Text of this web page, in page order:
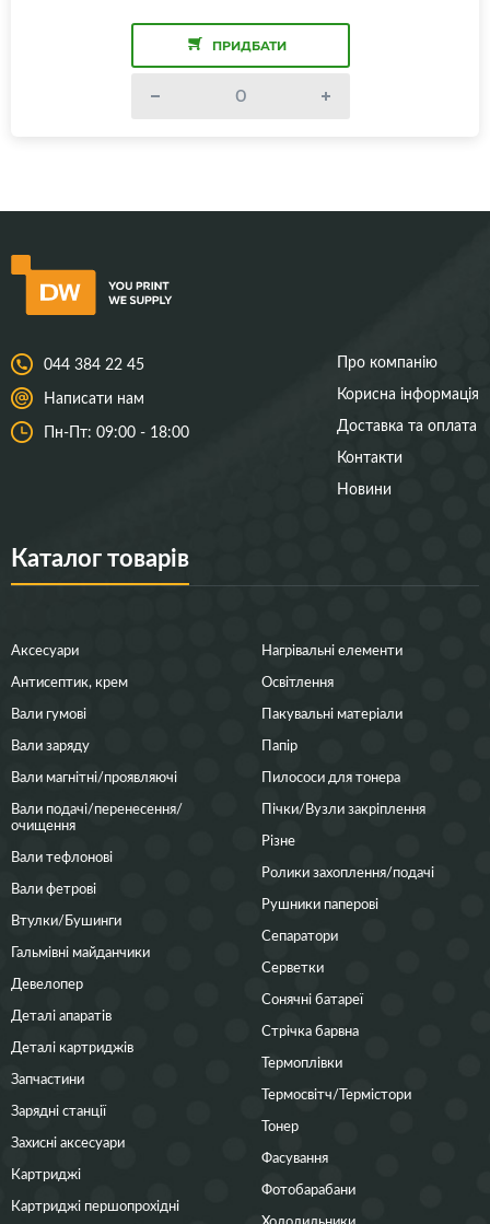
ПРИДБАТИ
044 384 22 45
Написати нам
Пн-Пт: 09:00 - 18:00
Про компанію
Корисна інформація
Доставка та оплата
Контакти
Новини
Каталог товарів
Аксесуари
Антисептик, крем
Вали гумові
Вали заряду
Вали магнітні/проявляючі
Вали подачі/перенесення/
очищення
Вали тефлонові
Вали фетрові
Втулки/Бушинги
Гальмівні майданчики
Девелопер
Деталі апаратів
Деталі картриджів
Запчастини
Зарядні станції
Захисні аксесуари
Картриджі
Картриджі першопрохідні
Нагрівальні елементи
Освітлення
Пакувальні матеріали
Папір
Пилососи для тонера
Пічки/Вузли закріплення
Різне
Ролики захоплення/подачі
Рушники паперові
Сепаратори
Серветки
Сонячні батареї
Стрічка барвна
Термоплівки
Термосвітч/Термістори
Тонер
Фасування
Фотобарабани
Холодильники